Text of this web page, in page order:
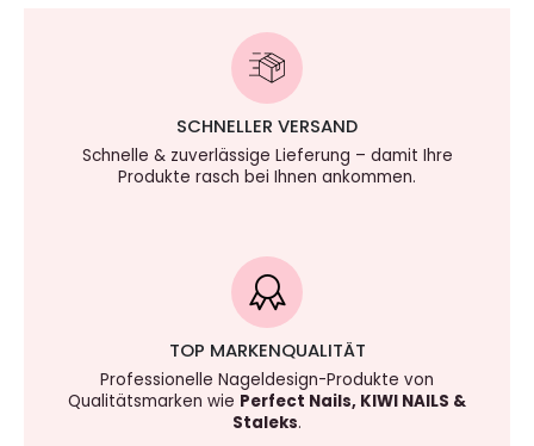
SCHNELLER VERSAND
Schnelle & zuverlässige Lieferung – damit Ihre
Produkte rasch bei Ihnen ankommen.
TOP MARKENQUALITÄT
Professionelle Nageldesign-Produkte von
Qualitätsmarken wie Perfect Nails, KIWI NAILS &
Staleks.